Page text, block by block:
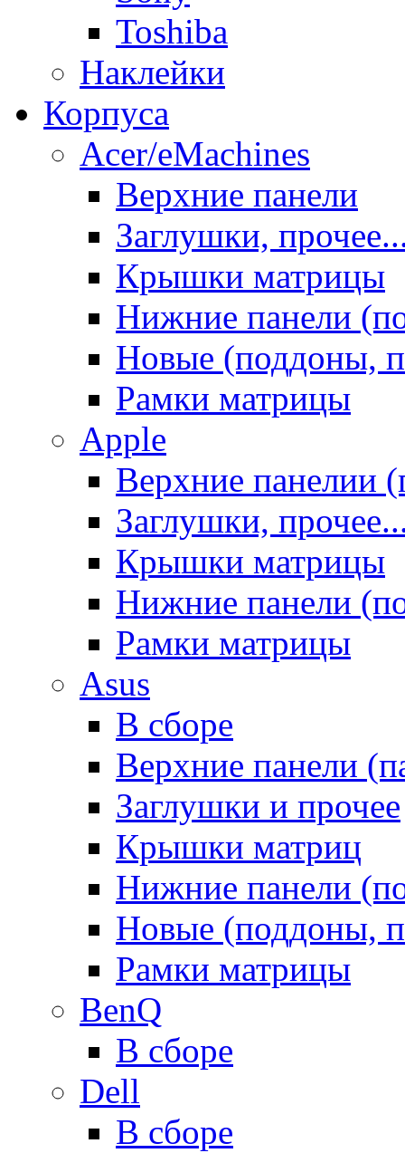
Toshiba
Наклейки
Корпуса
Acer/eMachines
Верхние панели
Заглушки,
Крышки матрицы
Нижние панели
Новые (поддоны,
Рамки матрицы
Apple
Верхние панелии
Заглушки,
Крышки матрицы
Нижние панели
Рамки матрицы
Asus
В сборе
Верхние панели
Заглушки и прочее
Крышки матриц
Нижние панели
Новые (поддоны,
Рамки матрицы
BenQ
В сборе
Dell
В сборе